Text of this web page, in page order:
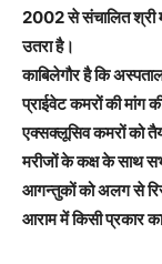
2002 से संचालित श्री
उतरा है।
काबिलेगौर है कि
प्राईवेट कमरों की मांग
एक्सक्लूसिव कमरों को
मरीजों के कक्ष के साथ
आगन्तुकों को अलग से
आराम में किसी प्रकार का